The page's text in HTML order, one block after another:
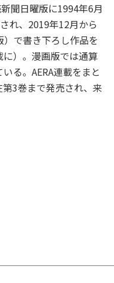
聞日曜版に1994年6月
れ、2019年12月から
）で書き下ろし作品を
）。漫画版では通算
る。AERA連載をまと
3巻まで発売され、来